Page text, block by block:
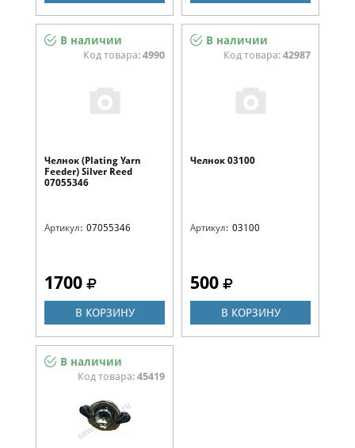
Челнок (Plating Yarn
Feeder) Silver Reed
07055346
Артикул: 07055346
В наличии
Код товара: 4990
1700
В КОРЗИНУ
Челнок 03100
Артикул: 03100
В наличии
Код товара: 42987
500
В КОРЗИНУ
В наличии
Код товара: 45419